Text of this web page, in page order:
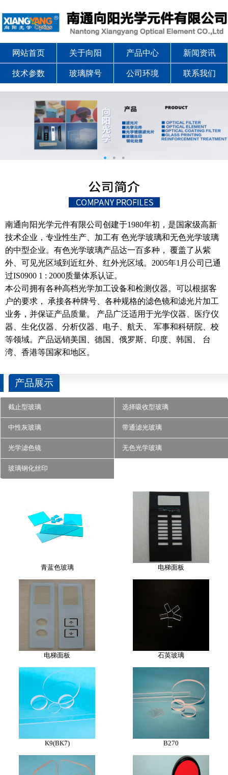
网站首页 关于向阳 产品中心 新闻资讯
技术参数 玻璃牌号 公司环境 联系我们
南通向阳光学元件有限公司创建于1980年初，是国家级高新
技术企业，专业性生产、加工有 色光学玻璃和无色光学玻璃
的中型企业。有色光学玻璃产品达一百多种， 覆盖了从紫
外、可见光区域到近红外、红外光区域。2005年1月公司已通
过IS0900 1 : 2000质量体系认证。
本公司拥有各种高档光学加工设备和检测仪器。可以根据客
户的要求， 承接各种牌号、各种规格的滤色镜和滤光片加工
业务，并保证产品质量。 产品广泛适用于光学仪器、医疗仪
器、生化仪器、分析仪器、电子、航天、 军事和科研院、校
等领域。产品远销美国、德国、俄罗斯、印度、韩国、 台
湾、香港等国家和地区。
产品展示
截止型玻璃 选择吸收型玻璃
中性灰玻璃 带通滤光玻璃
光学滤色镜 无色光学玻璃
玻璃钢化丝印
青蓝色玻璃 电梯面板
电梯面板 石英玻璃
K9(BK7) B270